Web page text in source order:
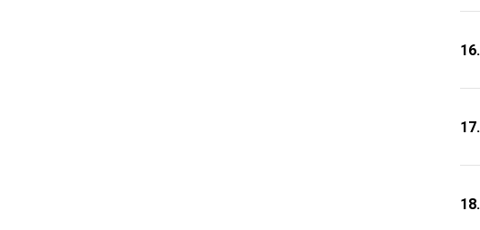
16.
17.
18.